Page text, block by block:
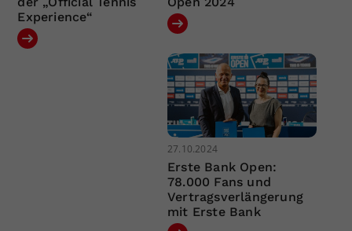
Experience“
27.10.2024
Erste Bank Open:
78.000 Fans und
Vertragsverlängerung
mit Erste Bank